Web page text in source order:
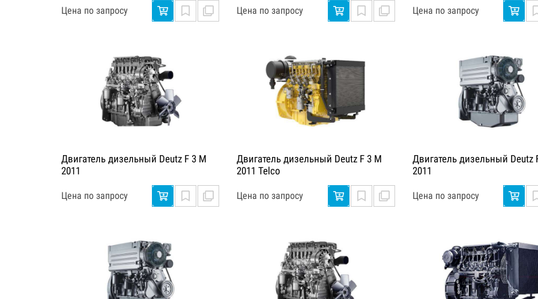
Цена по запросу Цена по запросу Цена по запросу
Двигатель дизельный Deutz F 3 M
2011
Цена по запросу
Двигатель дизельный Deutz F 3 M
2011 Telco
Цена по запросу
Двигатель дизельный Deutz
2011
Цена по запросу